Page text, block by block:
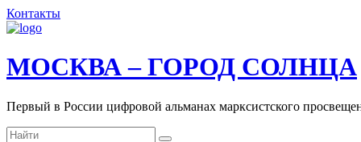
Контакты
МОСКВА – ГОРОД СОЛНЦА
Первый в России цифровой альманах марксистского